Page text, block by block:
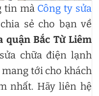
tin mà Công ty sửa
sẻ cho bạn về
quận Bắc Từ Liêm
chữa điện lạnh
tới cho khách
nhất. Hãy liên hệ